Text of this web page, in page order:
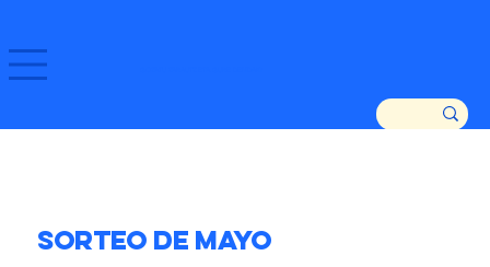
Sorteo de Mayo